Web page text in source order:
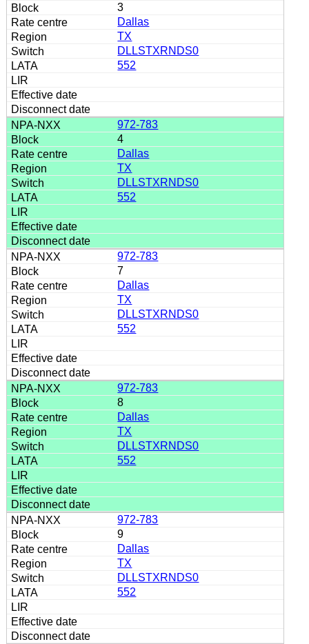
3
Dallas
TX
DLLSTXRNDS0
552
972-783
4
Dallas
TX
DLLSTXRNDS0
552
972-783
7
Dallas
TX
DLLSTXRNDS0
552
972-783
8
Dallas
TX
DLLSTXRNDS0
552
972-783
9
Dallas
TX
DLLSTXRNDS0
552